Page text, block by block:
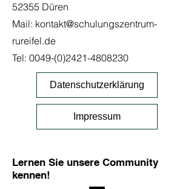
52355 Düren
Mail: kontakt@schulungszentrum-
rureifel.de
Tel: 0049-(0)2421-4808230
Datenschutzerklärung
Impressum
Lernen Sie unsere Community
kennen!